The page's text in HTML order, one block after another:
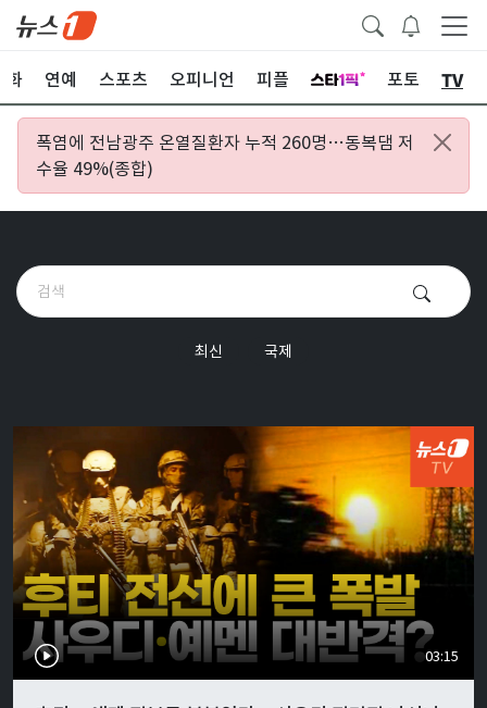
화 연예 스포츠 오피니언 피플 포토 TV
폭염에 전남광주 온열질환자 누적 260명…동복댐 저
수율 49%(종합)
최신 국제
03:15